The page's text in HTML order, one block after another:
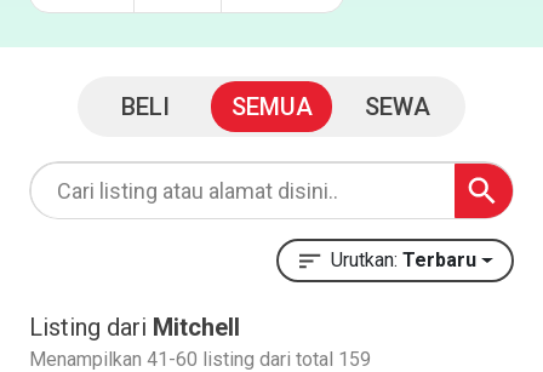
BELI SEMUA SEWA
Urutkan: Terbaru
Listing dari Mitchell
Menampilkan 41-60 listing dari total 159